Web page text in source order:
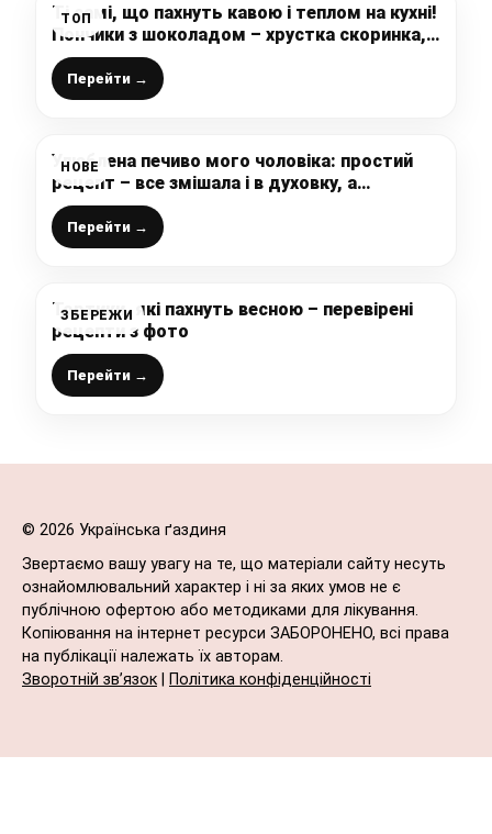
ТОП
Ті самі, що пахнуть кавою і теплом на кухні!
Пончики з шоколадом – хрустка скоринка,
ніжне тісто і тягуча шоколадна начинка
всередині!
Перейти →
НОВЕ
Улюблена печиво мого чоловіка: простий
рецепт – все змішала і в духовку, а
змінюючи добавки і смак буде різний
Перейти →
ЗБЕРЕЖИ
Тортики, які пахнуть весною – перевірені
рецепти з фото
Перейти →
© 2026 Українська ґаздиня
Звертаємо вашу увагу на те, що матеріали сайту несуть
ознайомлювальний характер і ні за яких умов не є
публічною офертою або методиками для лікування.
Копіювання на інтернет ресурси ЗАБОРОНЕНО, всі права
на публікації належать їх авторам.
Зворотній зв’язок
Політика конфіденційності